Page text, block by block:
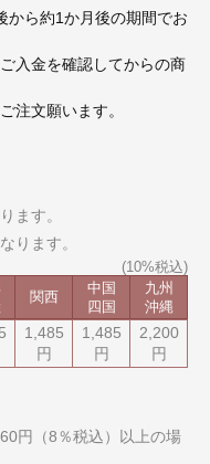
から約1か月後の期間でお
入金を確認してからの商
注文願います。
ます。
ります。
関西
中国
四国
九州
沖縄
1,485
円
1,485
円
2,200
円
円（8％税込）以上の場